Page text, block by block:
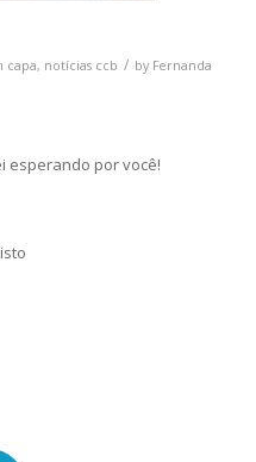
capa, notícias ccb / by Fernanda
esperando por você!